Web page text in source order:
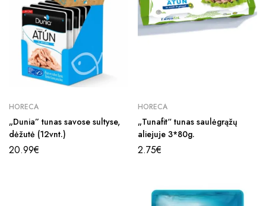
HORECA
„Dunia” tunas savose sultyse,
dėžutė (12vnt.)
20.99€
HORECA
„Tunafit“ tunas saulėgrąžų
aliejuje 3*80g.
2.75€